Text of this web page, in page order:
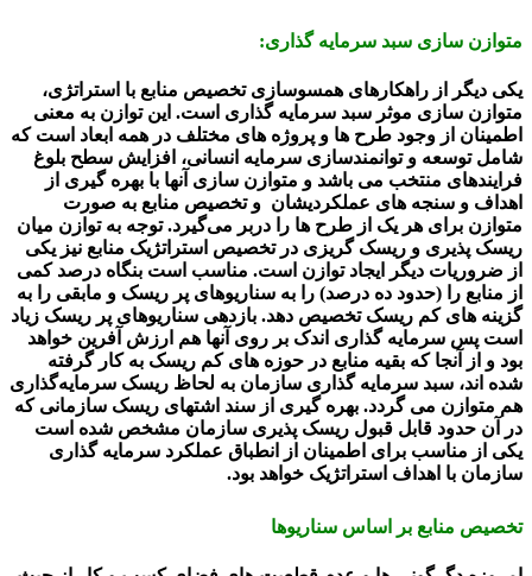
متوازن سازی سبد سرمایه گذاری:
یکی دیگر از راهکارهای همسوسازی تخصیص منابع با استراتژی،
متوازن سازی موثر سبد سرمایه گذاری است. این توازن به معنی
اطمینان از وجود طرح ها و پروژه های مختلف در همه ابعاد است که
شامل توسعه و توانمندسازی سرمایه انسانی، افزایش سطح بلوغ
فرایندهای منتخب می باشد و متوازن سازی آنها با بهره گیری از
اهداف و سنجه های عملکردیشان و تخصیص منابع به صورت
متوازن برای هر یک از طرح ها را دربر می‌گیرد. توجه به توازن میان
ریسک پذیری و ریسک گریزی در تخصیص استراتژیک منابع نیز یکی
از ضروریات دیگر ایجاد توازن است. مناسب است بنگاه درصد کمی
از منابع را (حدود ده درصد) را به سناریوهای پر ریسک و مابقی را به
گزینه های کم ریسک تخصیص دهد. بازدهی سناریوهای پر ریسک زیاد
است پس سرمایه گذاری اندک بر روی آنها هم ارزش آفرین خواهد
بود و از آنجا که بقیه منابع در حوزه های کم ریسک به کار گرفته
شده اند، سبد سرمایه گذاری سازمان به لحاظ ریسک سرمایه‌گذاری
هم متوازن می گردد. بهره گیری از سند اشتهای ریسک سازمانی که
در آن حدود قابل قبول ریسک پذیری سازمان مشخص شده است
یکی از مناسب برای اطمینان از انطباق عملکرد سرمایه گذاری
سازمان با اهداف استراتژیک خواهد بود.
تخصیص منابع بر اساس سناریوها